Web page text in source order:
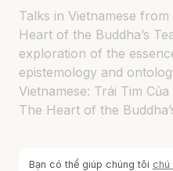
Talks in Vietnamese
Heart of the Buddha’s
exploration of the
epistemology and
Vietnamese: Trái Tim
The Heart of the
Bạn có thể giúp chúng tôi chú